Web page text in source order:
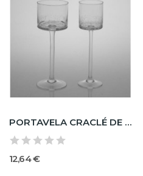
PORTAVELA CRACLÉ DE CRISTAL CON PIE
12,64 €